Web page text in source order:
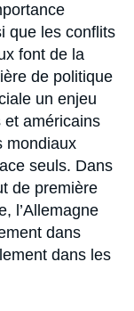
que les conflits
font de la
de politique
un enjeu
et américains
mondiaux
seuls. Dans
de première
l’Allemagne
dans
dans les